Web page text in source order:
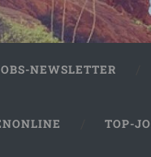
NEWSLETTER
TOP-